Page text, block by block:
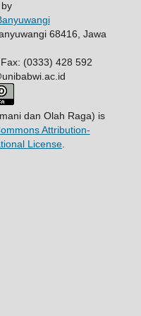
68416, Jawa
(0333) 428 592
dan Olah Raga) is
Attribution-
License.